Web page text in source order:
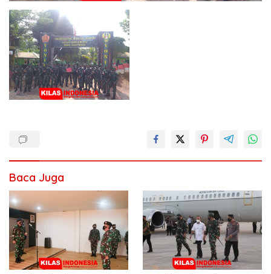
Baca Juga